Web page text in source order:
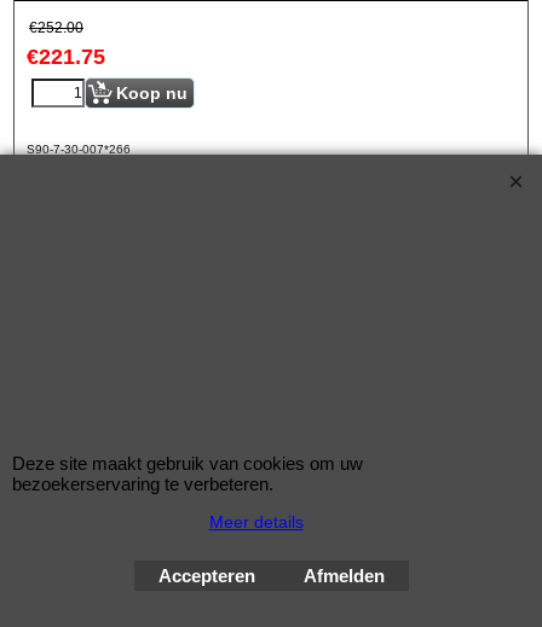
€252.00
€221.75
Koop nu
S90-7-30-007*266
Spoorverbreders voor de Audi A4 van bouwjaar 04.09 -
Steek: 5x112
Deze site maakt gebruik van cookies om uw
bezoekerservaring te verbeteren.
Meer details
Accepteren Afmelden